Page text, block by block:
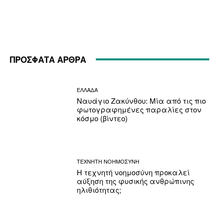
ΠΡΟΣΦΑΤΑ ΑΡΘΡΑ
ΕΛΛΑΔΑ
Ναυάγιο Ζακύνθου: Μία από τις πιο
φωτογραφημένες παραλίες στον
κόσμο (βίντεο)
ΤΕΧΝΗΤΗ ΝΟΗΜΟΣΥΝΗ
Η τεχνητή νοημοσύνη προκαλεί
αύξηση της φυσικής ανθρώπινης
ηλιθιότητας;